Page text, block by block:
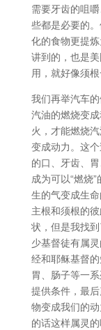
需要牙齿的咀
些都是必要的
化的食物更提
讲到的，也是
用，就好像须
我们再举汽车
汽油的燃烧变
火，才能燃烧
变成动力。这
的口、牙齿、
成为可以“燃烧
生的气变成生
主根和须根的
状，但是我找
少基督徒有属
经和耶稣基督
胃、肠子等一
提供条件，最
物变成我们的
的话这样属灵